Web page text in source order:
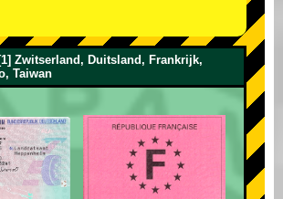
Zwitserland, Duitsland, Frankrijk,
Taiwan